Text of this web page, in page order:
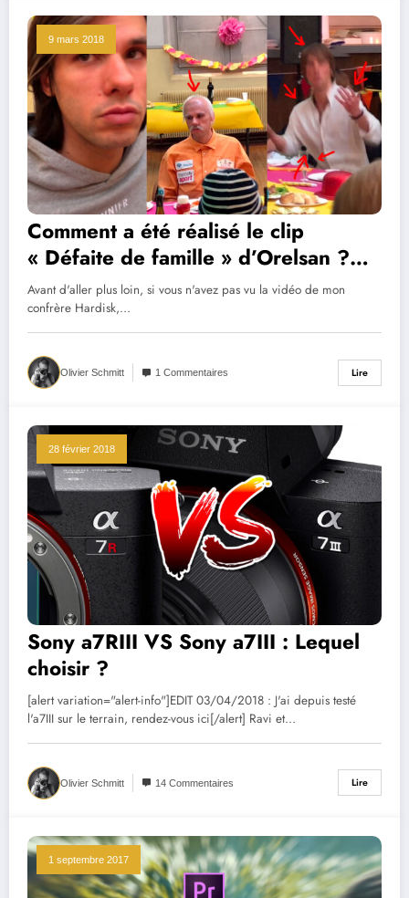
9 mars 2018
Comment a été réalisé le clip
« Défaite de famille » d’Orelsan ?
Mon complément à la vidéo
d’Hardisk
Avant d'aller plus loin, si vous n'avez pas vu la vidéo de mon
confrère Hardisk,…
Olivier Schmitt 1 Commentaires Lire
28 février 2018
Sony a7RIII VS Sony a7III : Lequel
choisir ?
[alert variation="alert-info"]EDIT 03/04/2018 : J'ai depuis testé
l'a7III sur le terrain, rendez-vous ici[/alert] Ravi et…
Olivier Schmitt 14 Commentaires Lire
1 septembre 2017